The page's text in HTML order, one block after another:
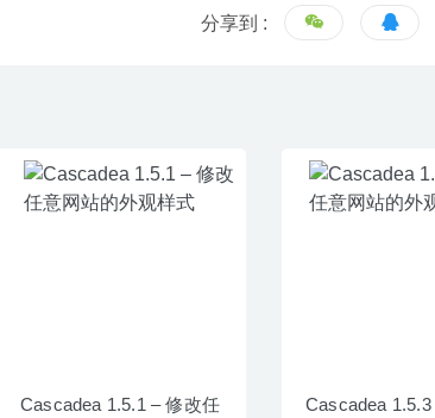
分享到 :
Cascadea 1.5.1 – 修改任
Cascadea